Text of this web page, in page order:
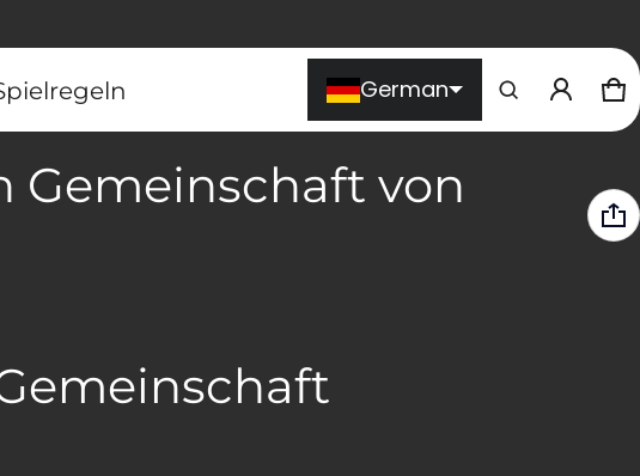
German 0
Produkt zum Warenkorb
Warenkorb ansehen (
Gemeinschaft von